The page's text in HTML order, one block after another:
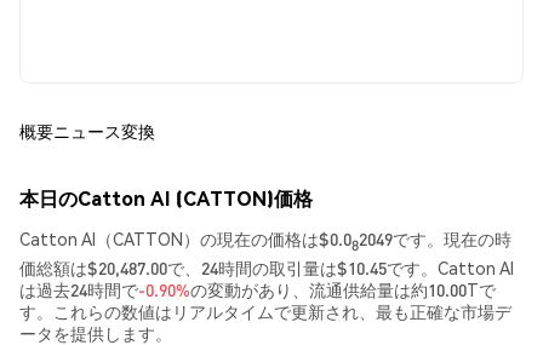
概要ニュース変換
本日のCatton AI (CATTON)価格
Catton AI（CATTON）の現在の価格は$0.082049です。現在の時
価総額は$20,487.00で、24時間の取引量は$10.45です。Catton AI
は過去24時間で-0.90%の変動があり、流通供給量は約10.00Tで
す。これらの数値はリアルタイムで更新され、最も正確な市場デ
ータを提供します。